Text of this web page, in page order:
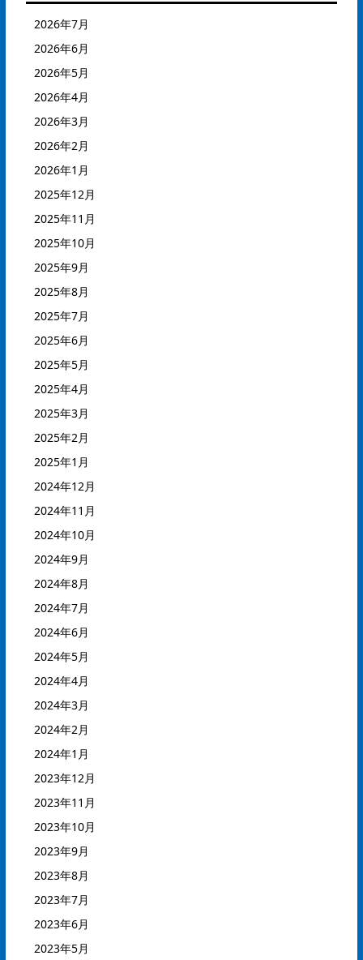
2026年7月
2026年6月
2026年5月
2026年4月
2026年3月
2026年2月
2026年1月
2025年12月
2025年11月
2025年10月
2025年9月
2025年8月
2025年7月
2025年6月
2025年5月
2025年4月
2025年3月
2025年2月
2025年1月
2024年12月
2024年11月
2024年10月
2024年9月
2024年8月
2024年7月
2024年6月
2024年5月
2024年4月
2024年3月
2024年2月
2024年1月
2023年12月
2023年11月
2023年10月
2023年9月
2023年8月
2023年7月
2023年6月
2023年5月